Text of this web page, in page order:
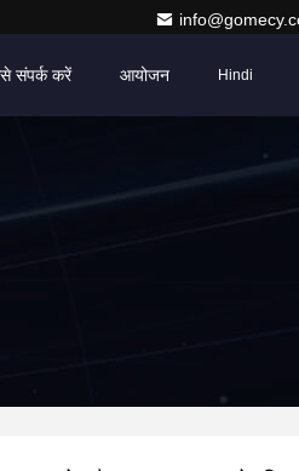
संपर्क करें आयोजन Hindi